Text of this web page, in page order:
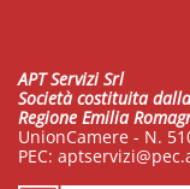
APT Servizi Srl
Società costituita dalla
Regione Emilia
UnionCamere - N.
PEC: